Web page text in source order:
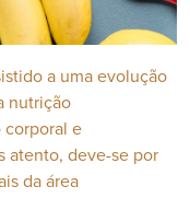
a uma evolução
nutrição
corporal e
atento, deve-se por
da área